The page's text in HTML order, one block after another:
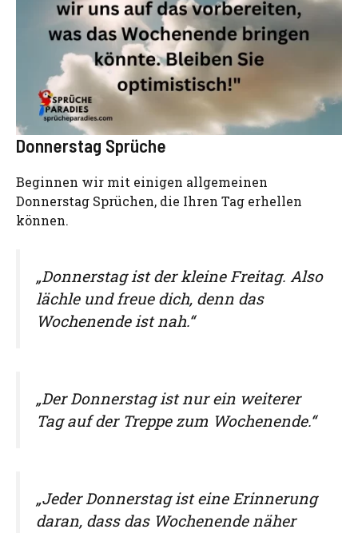
Donnerstag Sprüche
Beginnen wir mit einigen allgemeinen
Donnerstag Sprüchen, die Ihren Tag erhellen
können.
„Donnerstag ist der kleine Freitag. Also
lächle und freue dich, denn das
Wochenende ist nah.“
„Der Donnerstag ist nur ein weiterer
Tag auf der Treppe zum Wochenende.“
„Jeder Donnerstag ist eine Erinnerung
daran, dass das Wochenende näher